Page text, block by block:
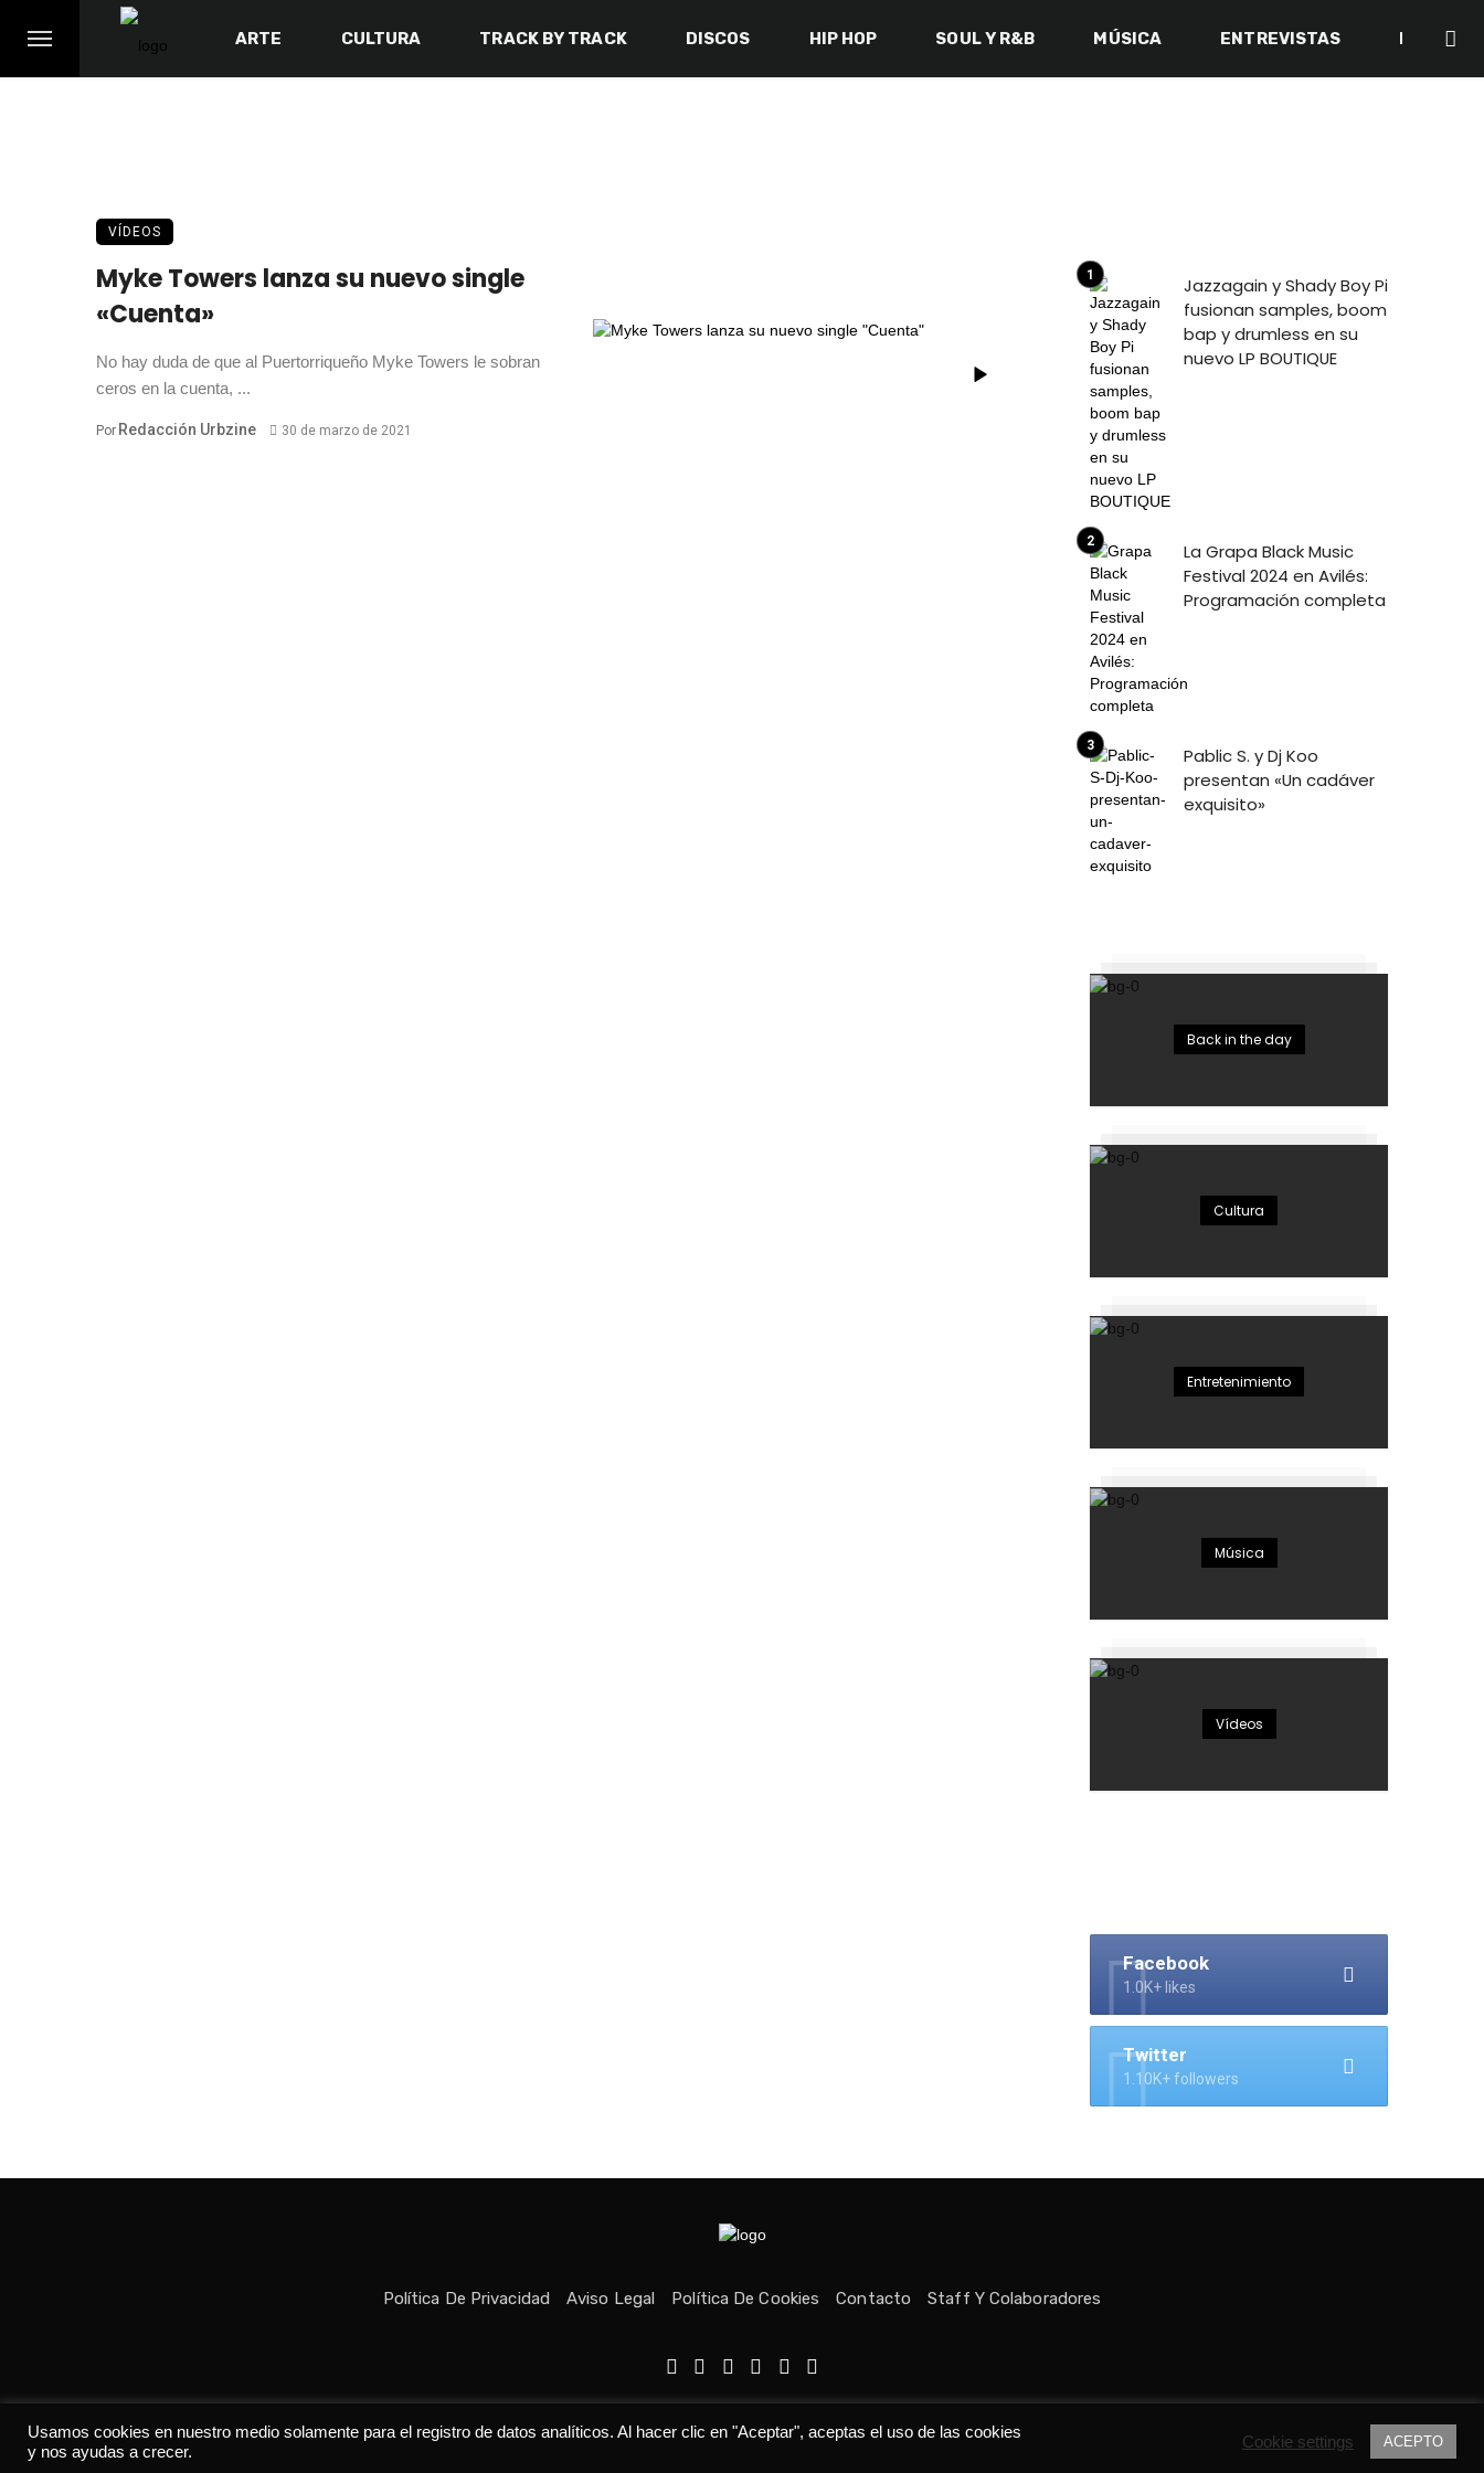
ARTE CULTURA TRACK BY TRACK DISCOS HIP HOP SOUL Y R&B MÚSICA ENTREVISTAS BACK IN
VÍDEOS
Myke Towers lanza su nuevo single
«Cuenta»
No hay duda de que al Puertorriqueño Myke Towers le sobran
ceros en la cuenta, ...
Por Redacción Urbzine 30 de marzo de 2021
Jazzagain y Shady Boy Pi
fusionan samples, boom
bap y drumless en su
nuevo LP BOUTIQUE
La Grapa Black Music
Festival 2024 en Avilés:
Programación completa
Pablic S. y Dj Koo
presentan «Un cadáver
exquisito»
Back in the day
Cultura
Entretenimiento
Música
Vídeos
Facebook
1.0K+ likes
Twitter
1.10K+ followers
Política De Privacidad Aviso Legal Política De Cookies Contacto Staff Y Colaboradores
Todos los derechos reservados © Medio fundado con ❤ en Asturias. 👨‍💻Desarrollado por
Usamos cookies en nuestro medio solamente para el registro de datos analíticos. Al hacer clic en "Aceptar", aceptas el uso de las cookies
y nos ayudas a crecer.
Cookie settings ACEPTO